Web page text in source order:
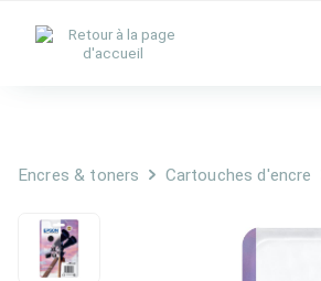
Encres & toners Cartouches d'encre